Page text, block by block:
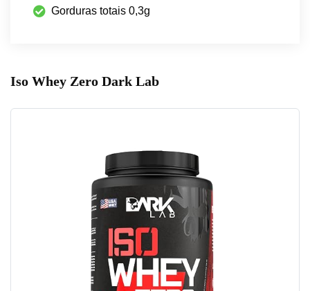
Gorduras totais 0,3g
Iso Whey Zero Dark Lab